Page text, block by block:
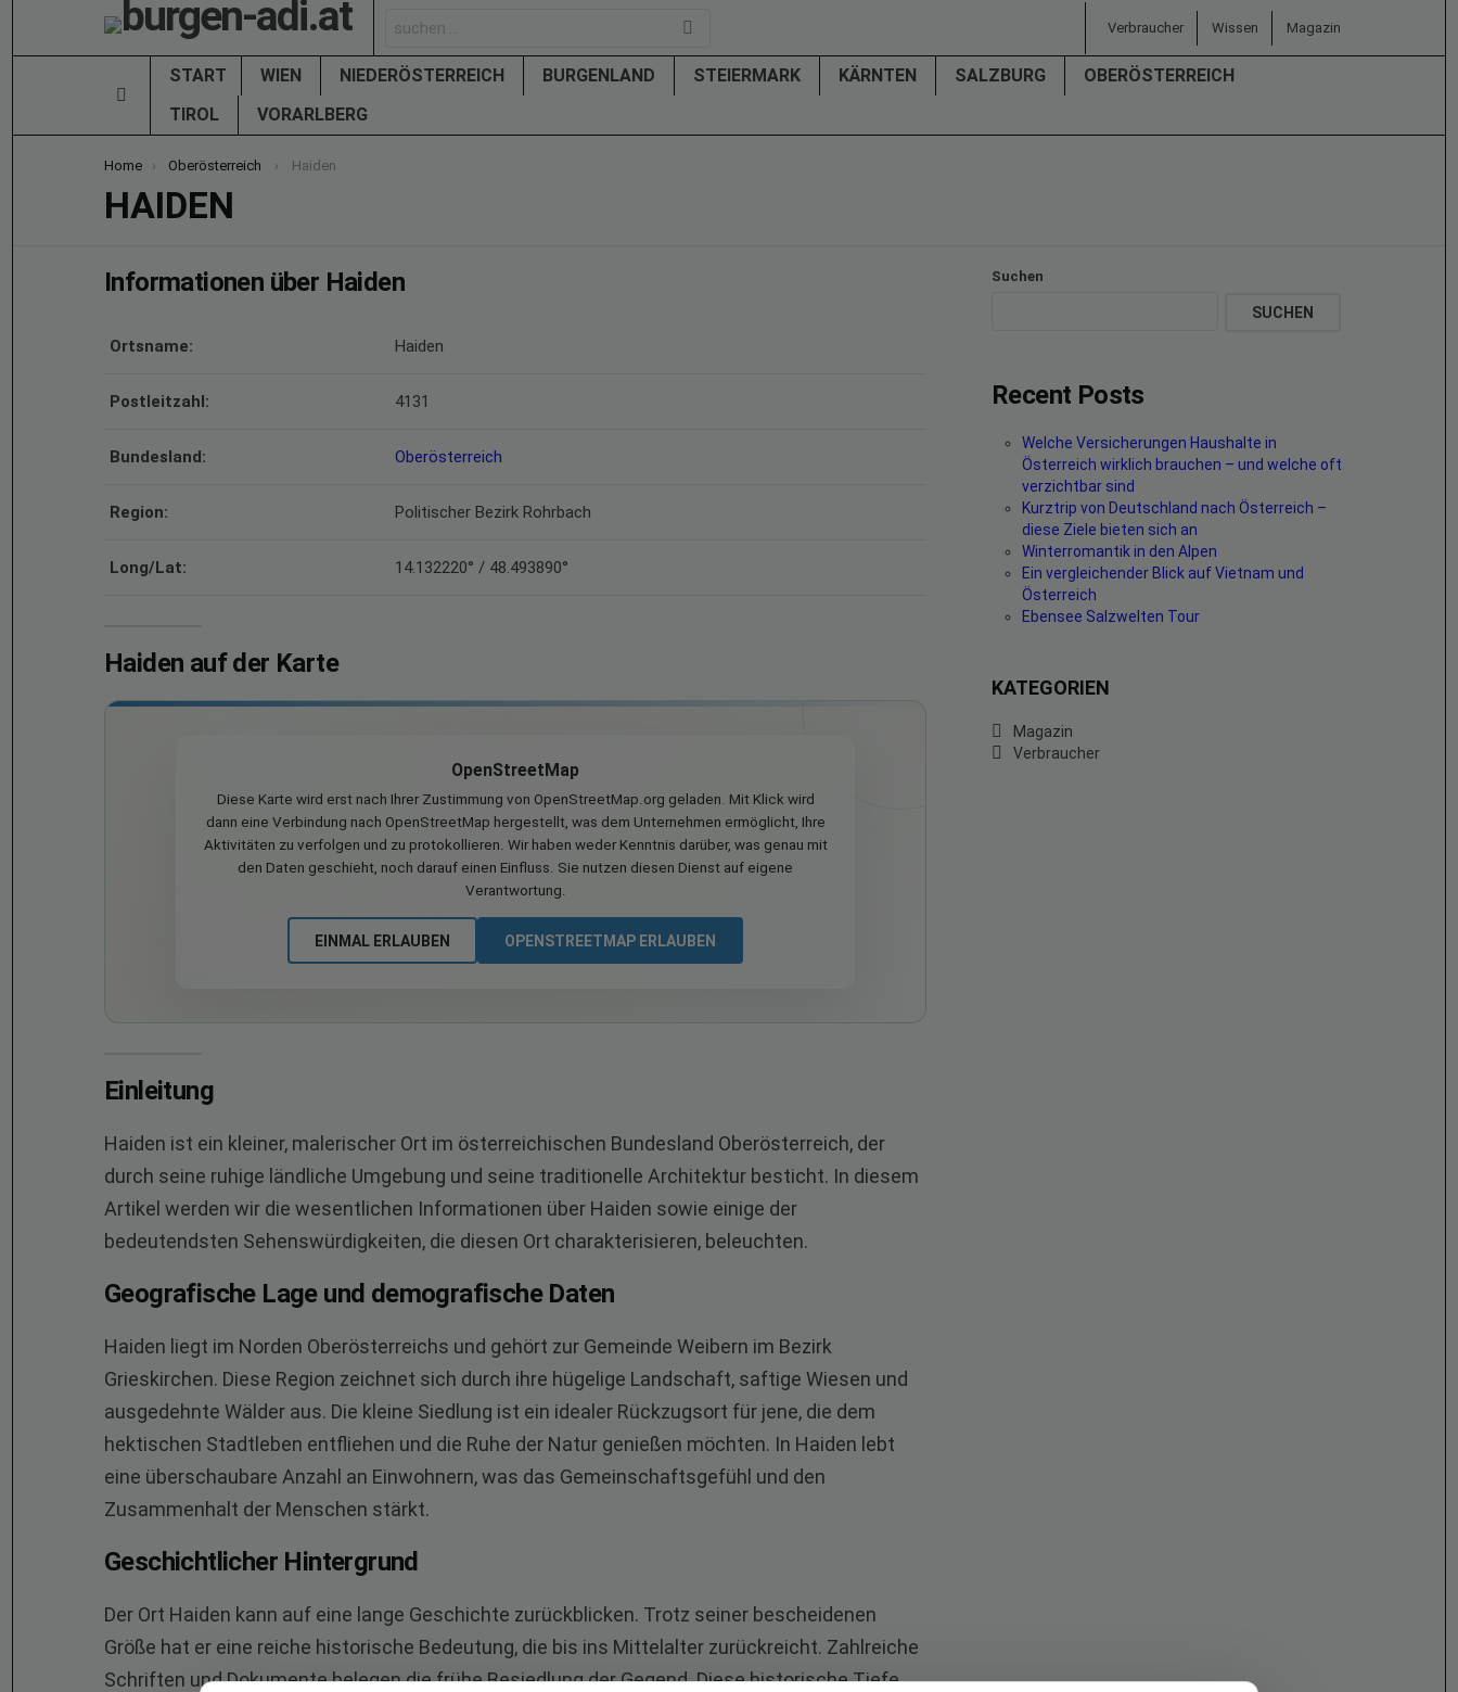
for:
Verbraucher Wissen Magazin
START WIEN NIEDERÖSTERREICH BURGENLAND STEIERMARK KÄRNTEN SALZBURG
OBERÖSTERREICH
TIROL
VORARLBERG
You are here:
Home Oberösterreich Haiden
HAIDEN
Informationen über Haiden
Ortsname: Haiden
Postleitzahl: 4131
Bundesland: Oberösterreich
Region: Politischer Bezirk Rohrbach
Long/Lat: 14.132220° / 48.493890°
Haiden auf der Karte
OpenStreetMap
Diese Karte wird erst nach Ihrer Zustimmung von OpenStreetMap.org geladen. Mit Klick wird
dann eine Verbindung nach OpenStreetMap hergestellt, was dem Unternehmen ermöglicht, Ihre
Aktivitäten zu verfolgen und zu protokollieren. Wir haben weder Kenntnis darüber, was genau mit
den Daten geschieht, noch darauf einen Einfluss. Sie nutzen diesen Dienst auf eigene
Verantwortung.
EINMAL ERLAUBEN OPENSTREETMAP ERLAUBEN
Einleitung
Haiden ist ein kleiner, malerischer Ort im österreichischen Bundesland Oberösterreich, der
durch seine ruhige ländliche Umgebung und seine traditionelle Architektur besticht. In diesem
Artikel werden wir die wesentlichen Informationen über Haiden sowie einige der
bedeutendsten Sehenswürdigkeiten, die diesen Ort charakterisieren, beleuchten.
Geografische Lage und demografische Daten
Haiden liegt im Norden Oberösterreichs und gehört zur Gemeinde Weibern im Bezirk
Grieskirchen. Diese Region zeichnet sich durch ihre hügelige Landschaft, saftige Wiesen und
ausgedehnte Wälder aus. Die kleine Siedlung ist ein idealer Rückzugsort für jene, die dem
hektischen Stadtleben entfliehen und die Ruhe der Natur genießen möchten. In Haiden lebt
eine überschaubare Anzahl an Einwohnern, was das Gemeinschaftsgefühl und den
Zusammenhalt der Menschen stärkt.
Geschichtlicher Hintergrund
Der Ort Haiden kann auf eine lange Geschichte zurückblicken. Trotz seiner bescheidenen
Größe hat er eine reiche historische Bedeutung, die bis ins Mittelalter zurückreicht. Zahlreiche
Schriften und Dokumente belegen die frühe Besiedlung der Gegend. Diese historische Tiefe
Suchen
SUCHEN
Recent Posts
Welche Versicherungen Haushalte in
Österreich wirklich brauchen – und welche oft
verzichtbar sind
Kurztrip von Deutschland nach Österreich –
diese Ziele bieten sich an
Winterromantik in den Alpen
Ein vergleichender Blick auf Vietnam und
Österreich
Ebensee Salzwelten Tour
KATEGORIEN
Magazin
Verbraucher